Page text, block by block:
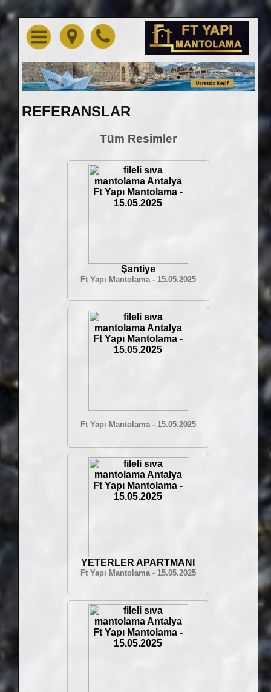
REFERANSLAR
Tüm Resimler
Şantiye
Ft Yapı Mantolama - 15.05.2025
Ft Yapı Mantolama - 15.05.2025
YETERLER APARTMANI
Ft Yapı Mantolama - 15.05.2025